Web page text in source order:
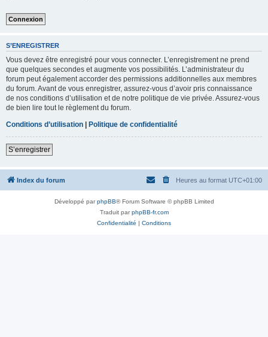
S’ENREGISTRER
Vous devez être enregistré pour vous connecter. L’enregistrement ne prend
que quelques secondes et augmente vos possibilités. L’administrateur du
forum peut également accorder des permissions additionnelles aux membres
du forum. Avant de vous enregistrer, assurez-vous d’avoir pris connaissance
de nos conditions d’utilisation et de notre politique de vie privée. Assurez-vous
de bien lire tout le règlement du forum.
Conditions d’utilisation | Politique de confidentialité
S’enregistrer
Index du forum Heures au format UTC+01:00
Développé parphpBB® Forum Software © phpBB Limited
Traduit parphpBB-fr.com
Confidentialité | Conditions